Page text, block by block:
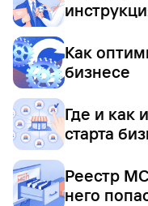
Как
бизнесе
Где и как
старта
Реестр
него